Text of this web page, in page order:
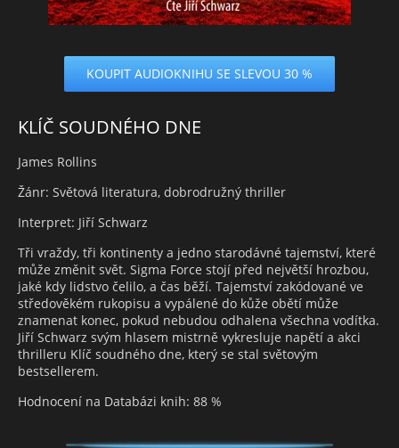
KOUPIT AUDIOKNIHU SE SLEVOU 30 %
KLÍČ SOUDNÉHO DNE
James Rollins
Žánr: Světová literatura, dobrodružný thriller
Interpret: Jiří Schwarz
Tři vraždy, tři kontinenty a jedno starodávné tajemství, které
může změnit svět. Sigma Force stojí před největší hrozbou,
jaké kdy lidstvo čelilo, a čas běží. Tajemství zakódované ve
středověkém rukopisu a vypálené do kůže obětí může
znamenat konec, pokud nebudou odhalena všechna vodítka.
Jiří Schwarz svým hlasem mistrně vykresluje napětí a akci
thrilleru Klíč soudného dne, který se stal světovým
bestsellerem.
Hodnocení na Databázi knih: 88 %